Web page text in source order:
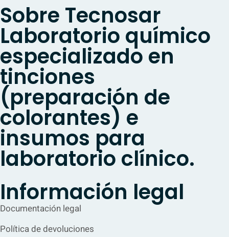
Sobre Tecnosar
Laboratorio químico
especializado en
tinciones
(preparación de
colorantes) e
insumos para
laboratorio clínico.
Información legal
Documentación legal
Política de devoluciones